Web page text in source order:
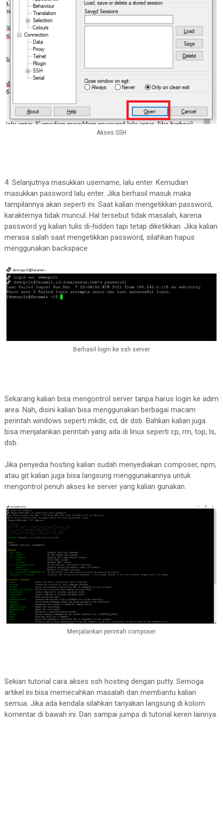
Akses SSH
4. Selanjutnya masukkan username, lalu enter. Kemudian
masukkan password lalu enter. Jika berhasil masuk maka
tampilannya akan seperti ini. Saat kalian mengetikkan password,
karakternya tidak muncul. Hal tersebut tidak masalah, karena
password yg kalian tulis di-hidden tapi tetap diketikkan. Jika kalian
merasa salah saat mengetikkan password, silahkan hapus
menggunakan backspace
Berhasil login ke ssh server
Sekarang kalian bisa mengontrol server tanpa harus login ke adim
area. Nah, disini kalian bisa menggunakan berbagai macam
perintah windows seperti mkdir, cd, dir dsb. Bahkan kalian juga
bisa menjalankan perintah yang ada di linux seperti cp, rm, top, ls,
dsb.
Jika penyedia hosting kalian sudah menyediakan composer, npm,
atau git kalian juga bisa langsung menggunakannya untuk
mengontrol penuh akses ke server yang kalian gunakan.
Menjalankan perintah composer
Sekian tutorial cara akses ssh hosting dengan putty. Semoga
artikel ini bisa memecahkan masalah dan membantu kalian
semua. Jika ada kendala silahkan tanyakan langsung di kolom
komentar di bawah ini. Dan sampai jumpa di tutorial keren lainnya.